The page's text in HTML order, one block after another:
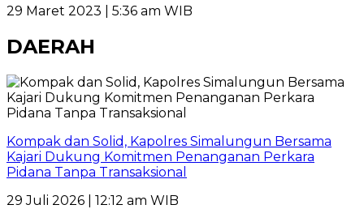
29 Maret 2023 | 5:36 am WIB
DAERAH
Kompak dan Solid, Kapolres Simalungun Bersama
Kajari Dukung Komitmen Penanganan Perkara
Pidana Tanpa Transaksional
29 Juli 2026 | 12:12 am WIB